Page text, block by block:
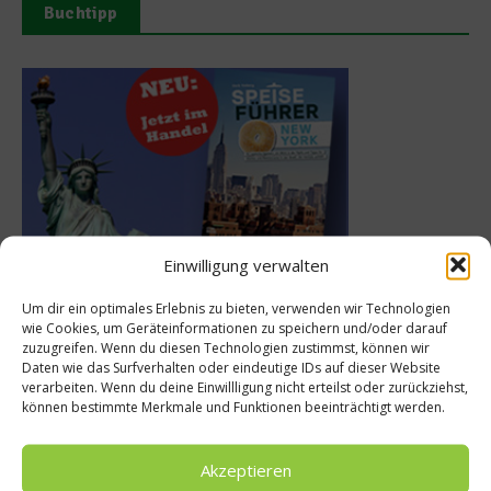
Einwilligung verwalten
Um dir ein optimales Erlebnis zu bieten, verwenden wir Technologien
wie Cookies, um Geräteinformationen zu speichern und/oder darauf
zuzugreifen. Wenn du diesen Technologien zustimmst, können wir
Daten wie das Surfverhalten oder eindeutige IDs auf dieser Website
verarbeiten. Wenn du deine Einwillligung nicht erteilst oder zurückziehst,
können bestimmte Merkmale und Funktionen beeinträchtigt werden.
Akzeptieren
Buchtipp
Meistgelesen
Rezept: Deichlammrücken in der
Brotkruste auf Tomatenconfit und
gefüllten Poveraden
Rezept: Lachs-Ei-Röllchen